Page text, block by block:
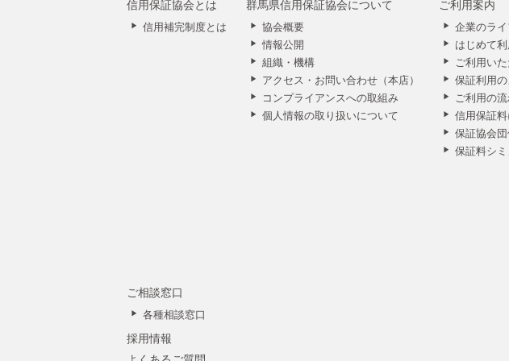
信用保証協会とは
信用補完制度とは
群馬県信用保証協会について
協会概要
情報公開
組織・機構
アクセス・お問い合わせ（本店）
コンプライアンスへの取組み
個人情報の取り扱いについて
ご利用案内
企業のラ
はじめて
ご利用い
保証利用
ご利用の
信用保証
保証協会
保証料シ
ご相談窓口
各種相談窓口
採用情報